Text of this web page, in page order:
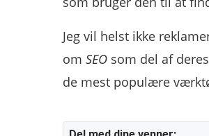
Jeg vil helst ikke
om SEOsom del af
de mest populære